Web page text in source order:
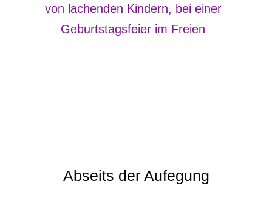
Abseits der Aufegung